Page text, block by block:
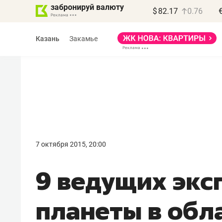
забронируй валюту $ 82.17 0.76
Казань Закамье
7 октября 2015, 20:00
9 ведущих
планеты в
правил, бизнес может
потерять минимум